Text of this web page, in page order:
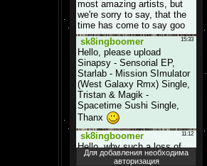
Для добавления необходима
авторизация